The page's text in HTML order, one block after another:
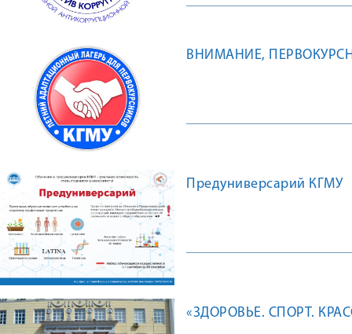
ВНИМАНИЕ,
Предуниверсарий КГМУ
«ЗДОРОВЬЕ. СПОРТ.